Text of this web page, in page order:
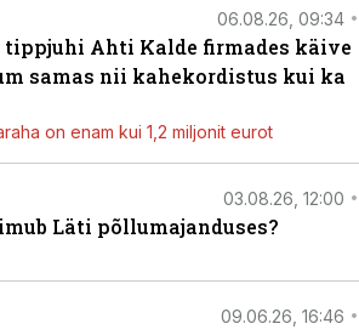
06.08.26, 09:34
tippjuhi Ahti Kalde firmades käive
samas nii kahekordistus kui ka
on enam kui 1,2 miljonit eurot
03.08.26, 12:00
Läti põllumajanduses?
09.06.26, 16:46